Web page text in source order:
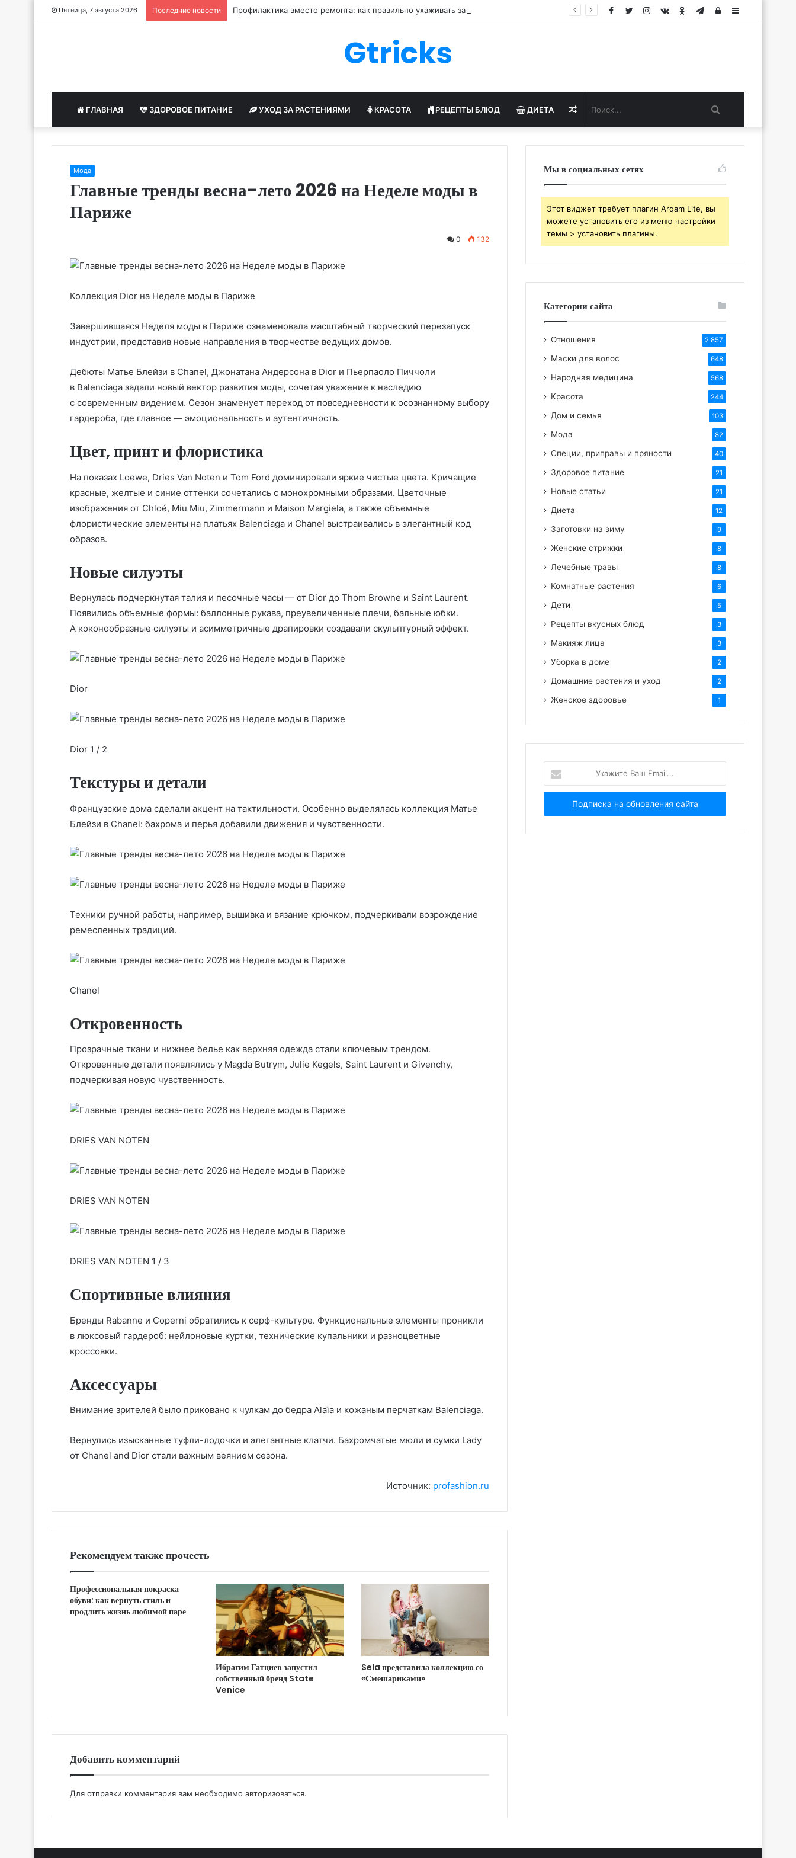
Пятница, 7 августа 2026 Последние новости Профилактика вместо ремонта: как правильно ухаживать за обувью Sidebar
Авторизация
Telegram
Одноклассники
vk.com
Instagram
Twitter
Facebook
Gtricks
ГЛАВНАЯ ЗДОРОВОЕ ПИТАНИЕ УХОД ЗА РАСТЕНИЯМИ КРАСОТА РЕЦЕПТЫ БЛЮД ДИЕТА Случайная
статья
Мода
Главные тренды весна-лето 2026 на Неделе моды в
Париже
0 132
Коллекция Dior на Неделе моды в Париже
Завершившаяся Неделя моды в Париже ознаменовала масштабный творческий перезапуск
индустрии, представив новые направления в творчестве ведущих домов.
Дебюты Матье Блейзи в Chanel, Джонатана Андерсона в Dior и Пьерпаоло Пиччоли
в Balenciaga задали новый вектор развития моды, сочетая уважение к наследию
с современным видением. Сезон знаменует переход от повседневности к осознанному выбору
гардероба, где главное — эмоциональность и аутентичность.
Цвет, принт и флористика
На показах Loewe, Dries Van Noten и Tom Ford доминировали яркие чистые цвета. Кричащие
красные, желтые и синие оттенки сочетались с монохромными образами. Цветочные
изображения от Chloé, Miu Miu, Zimmermann и Maison Margiela, а также объемные
флористические элементы на платьях Balenciaga и Chanel выстраивались в элегантный код
образов.
Новые силуэты
Вернулась подчеркнутая талия и песочные часы — от Dior до Thom Browne и Saint Laurent.
Появились объемные формы: баллонные рукава, преувеличенные плечи, бальные юбки.
А коконообразные силуэты и асимметричные драпировки создавали скульптурный эффект.
Dior
Dior 1 / 2
Текстуры и детали
Французские дома сделали акцент на тактильности. Особенно выделялась коллекция Матье
Блейзи в Chanel: бахрома и перья добавили движения и чувственности.
Техники ручной работы, например, вышивка и вязание крючком, подчеркивали возрождение
ремесленных традиций.
Сhanel
Откровенность
Прозрачные ткани и нижнее белье как верхняя одежда стали ключевым трендом.
Откровенные детали появлялись у Magda Butrym, Julie Kegels, Saint Laurent и Givenchy,
подчеркивая новую чувственность.
DRIES VAN NOTEN
DRIES VAN NOTEN
DRIES VAN NOTEN 1 / 3
Спортивные влияния
Бренды Rabanne и Coperni обратились к серф-культуре. Функциональные элементы проникли
в люксовый гардероб: нейлоновые куртки, технические купальники и разноцветные
кроссовки.
Аксессуары
Внимание зрителей было приковано к чулкам до бедра Alaïa и кожаным перчаткам Balenciaga.
Вернулись изысканные туфли-лодочки и элегантные клатчи. Бахромчатые мюли и сумки Lady
от Chanel and Dior стали важным веянием сезона.
Источник: profashion.ru
Рекомендуем также прочесть
Профессиональная покраска
обуви: как вернуть стиль и
продлить жизнь любимой паре
Ибрагим Гатциев запустил
собственный бренд State
Venice
Sela представила коллекцию со
«Смешариками»
Добавить комментарий
Для отправки комментария вам необходимо авторизоваться.
Мы в социальных сетях
Этот виджет требует плагин Arqam Lite, вы
можете установить его из меню настройки
темы > установить плагины.
Категории сайта
Отношения 2 857
Маски для волос 648
Народная медицина 568
Красота 244
Дом и семья 103
Мода 82
Специи, приправы и пряности 40
Здоровое питание 21
Новые статьи 21
Диета 12
Заготовки на зиму 9
Женские стрижки 8
Лечебные травы 8
Комнатные растения 6
Дети 5
Рецепты вкусных блюд 3
Макияж лица 3
Уборка в доме 2
Домашние растения и уход 2
Женское здоровье 1
Ваш
Email...